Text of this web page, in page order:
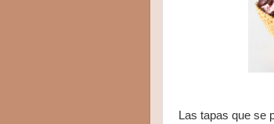
Las tapas que se